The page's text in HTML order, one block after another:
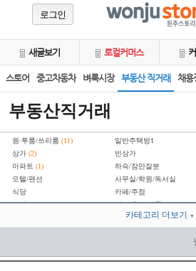
로그인
새글보기 로컬커머스
스토어 중고차동차 벼룩시장 부동산 직거래 채용
부동산직거래
원·투룸/쓰리룸 (11) 일반주택방1
상가 (2) 빈상가
아파트 (1) 하숙/잠만잘분
모텔/팬션
사무실/학원/독서실
식당
카페/주점
오락/스포츠
이·미용/화장품
기타부동산
분양권
교환/구합니다
카테고리 더보기 ▼